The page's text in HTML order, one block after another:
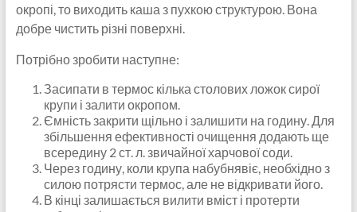
окропі, то виходить каша з пухкою структурою. Вона
добре чистить різні поверхні.
Потрібно зробити наступне:
Засипати в термос кілька столових ложок сирої
крупи і залити окропом.
Ємність закрити щільно і залишити на годину. Для
збільшення ефективності очищення додають ще
всередину 2 ст. л. звичайної харчової соди.
Через годину, коли крупа набубнявіє, необхідно з
силою потрясти термос, але не відкривати його.
В кінці залишається вилити вміст і протерти